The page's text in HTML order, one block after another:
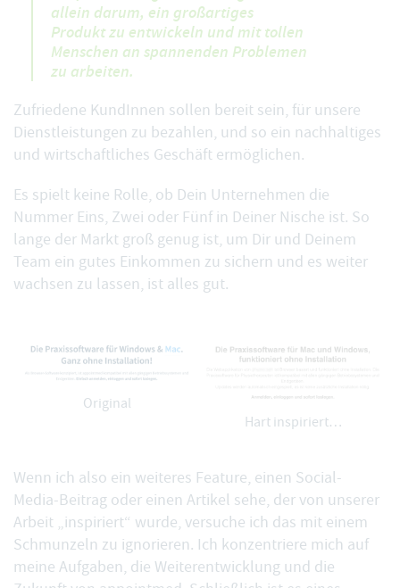
allein darum, ein großartiges
Produkt zu entwickeln und mit tollen
Menschen an spannenden Problemen
zu arbeiten.
Zufriedene KundInnen sollen bereit sein, für unsere
Dienstleistungen zu bezahlen, und so ein nachhaltiges
und wirtschaftliches Geschäft ermöglichen.
Es spielt keine Rolle, ob Dein Unternehmen die
Nummer Eins, Zwei oder Fünf in Deiner Nische ist. So
lange der Markt groß genug ist, um Dir und Deinem
Team ein gutes Einkommen zu sichern und es weiter
wachsen zu lassen, ist alles gut.
Original
Hart inspiriert…
Wenn ich also ein weiteres Feature, einen Social-
Media-Beitrag oder einen Artikel sehe, der von unserer
Arbeit „inspiriert“ wurde, versuche ich das mit einem
Schmunzeln zu ignorieren. Ich konzentriere mich auf
meine Aufgaben, die Weiterentwicklung und die